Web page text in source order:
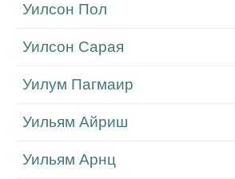
Уилсон Пол
Уилсон Сарая
Уилум Пагмаир
Уильям Айриш
Уильям Арнц